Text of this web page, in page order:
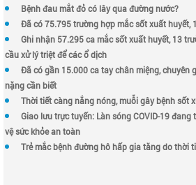
Bệnh đau mắt đỏ có lây qua đường nước?
Đã có 75.795 trường hợp mắc sốt xuất huyết,
Ghi nhận 57.295 ca mắc sốt xuất huyết, 13
cầu xử lý triệt để các ổ dịch
Đã có gần 15.000 ca tay chân miệng, chuyên
nặng cần biết
Thời tiết càng nắng nóng, muỗi gây bệnh sốt
Giao lưu trực tuyến: Làn sóng COVID-19
vệ sức khỏe an toàn
Trẻ mắc bệnh đường hô hấp gia tăng do thời